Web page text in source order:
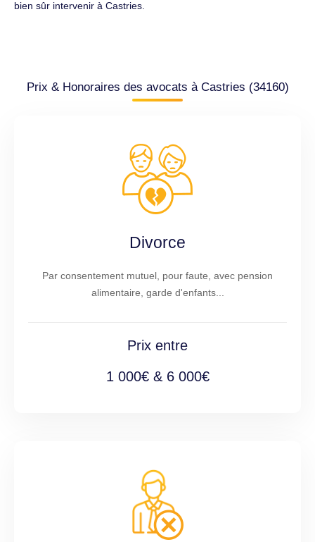
bien sûr intervenir à Castries.
Prix & Honoraires des avocats à Castries (34160)
Divorce
Par consentement mutuel, pour faute, avec pension
alimentaire, garde d'enfants...
Prix entre
1 000€ & 6 000€